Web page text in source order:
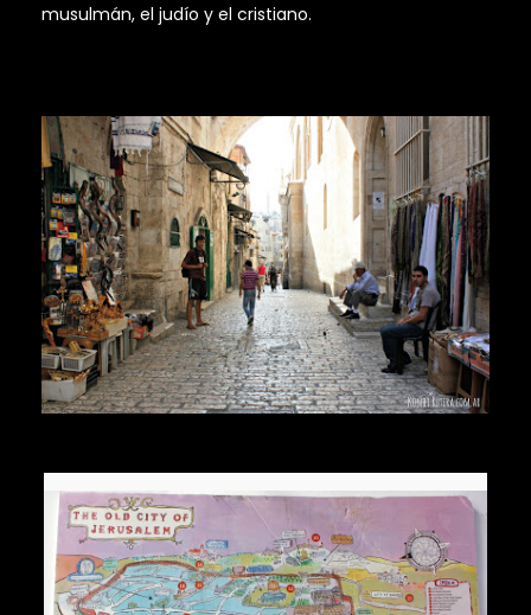
musulmán, el judío y el cristiano.